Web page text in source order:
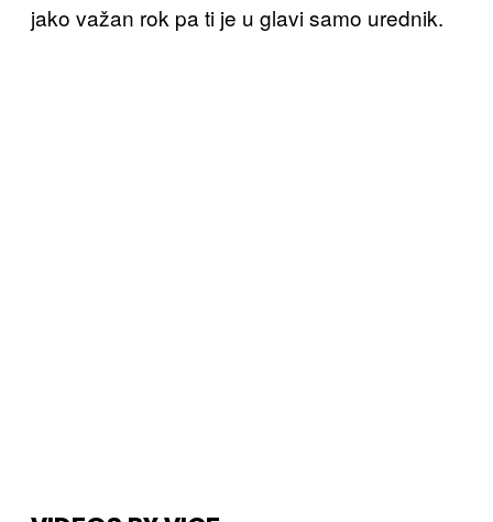
jako važan rok pa ti je u glavi samo urednik.